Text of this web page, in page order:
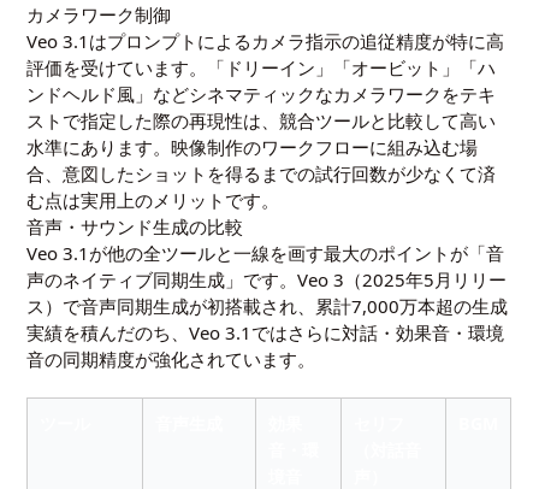
カメラワーク制御
Veo 3.1はプロンプトによるカメラ指示の追従精度が特に高
評価を受けています。「ドリーイン」「オービット」「ハ
ンドヘルド風」などシネマティックなカメラワークをテキ
ストで指定した際の再現性は、競合ツールと比較して高い
水準にあります。映像制作のワークフローに組み込む場
合、意図したショットを得るまでの試行回数が少なくて済
む点は実用上のメリットです。
音声・サウンド生成の比較
Veo 3.1が他の全ツールと一線を画す最大のポイントが「音
声のネイティブ同期生成」です。Veo 3（2025年5月リリー
ス）で音声同期生成が初搭載され、累計7,000万本超の生成
実績を積んだのち、Veo 3.1ではさらに対話・効果音・環境
音の同期精度が強化されています。